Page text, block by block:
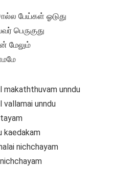
பேய்கள் ஓடுது
பெருகுது
மேலும்
makaththuvam unndu
vallamai unndu
kaedakam
nichchayam